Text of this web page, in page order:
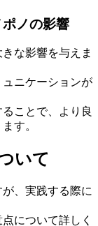
ノの影響
な影響を与えま
ニケーションが
ことで、より良
す。
いて
、実践する際に
について詳しく